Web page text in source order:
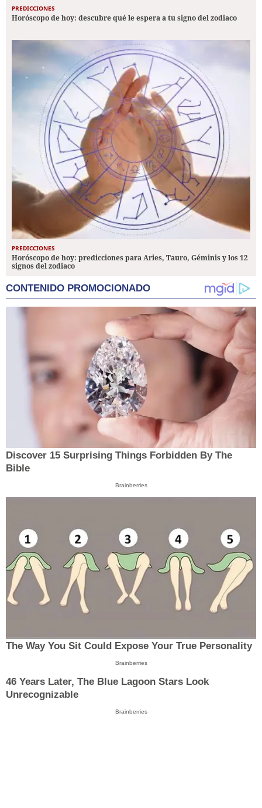
PREDICCIONES
Horóscopo de hoy: descubre qué le espera a tu signo del zodiaco
PREDICCIONES
Horóscopo de hoy: predicciones para Aries, Tauro, Géminis y los 12
signos del zodiaco
CONTENIDO PROMOCIONADO
Discover 15 Surprising Things Forbidden By The
Bible
Brainberries
The Way You Sit Could Expose Your True Personality
Brainberries
46 Years Later, The Blue Lagoon Stars Look
Unrecognizable
Brainberries